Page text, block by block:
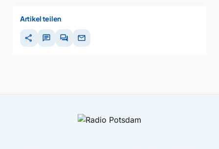
Artikel teilen
share chat forum mail